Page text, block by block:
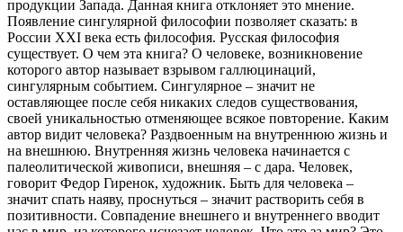
продукции Запада. Данная книга отклоняет это мнение.
Появление сингулярной философии позволяет сказать: в
России ХХI века есть философия. Русская философия
существует. О чем эта книга? О человеке, возникновение
которого автор называет взрывом галлюцинаций,
сингулярным событием. Сингулярное – значит не
оставляющее после себя никаких следов существования,
своей уникальностью отменяющее всякое повторение. Каким
автор видит человека? Раздвоенным на внутреннюю жизнь и
на внешнюю. Внутренняя жизнь человека начинается с
палеолитической живописи, внешняя – с дара. Человек,
говорит Федор Гиренок, художник. Быть для человека –
значит спать наяву, проснуться – значит растворить себя в
позитивности. Совпадение внешнего и внутреннего вводит